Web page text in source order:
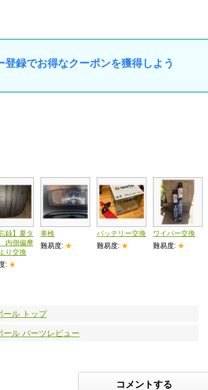
録でお得なクーポンを獲得しよう
録】夏タ
内側偏摩
り交換
: ★
車検
難易度: ★
バッテリー交換
難易度: ★
ワイパー交換
難易度: ★
ール トップ
ル パーツレビュー
コメントする